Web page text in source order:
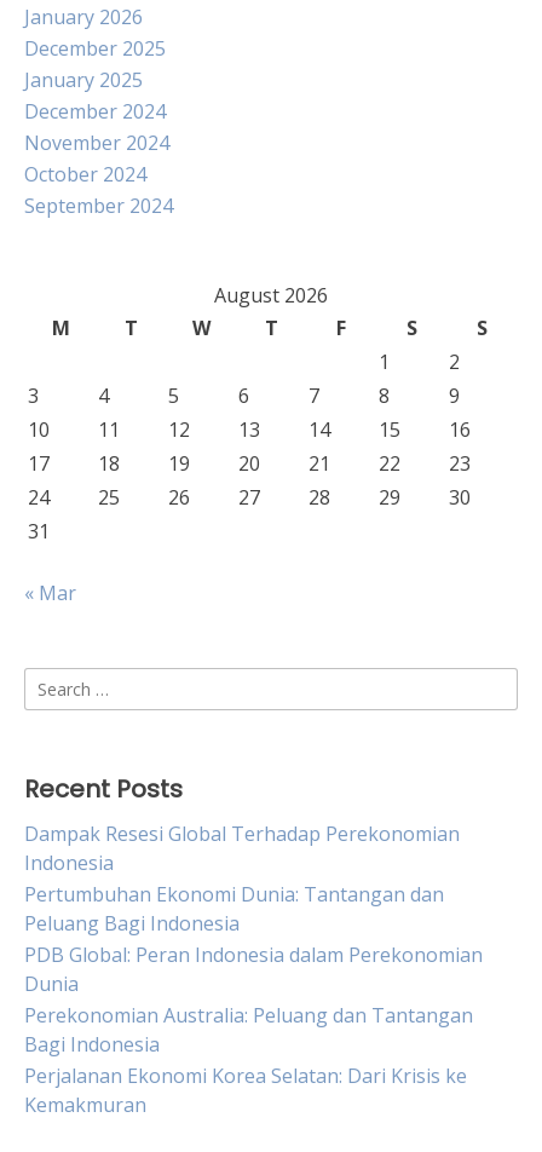
January 2026
December 2025
January 2025
December 2024
November 2024
October 2024
September 2024
August 2026
M
T W T F S
S
1
2
3
4 5 6 7 8
9
10
11 12 13 14 15
16
17
18 19 20 21 22
23
24
25 26 27 28 29
30
31
« Mar
Search
for:
Recent Posts
Dampak Resesi Global Terhadap Perekonomian
Indonesia
Pertumbuhan Ekonomi Dunia: Tantangan dan
Peluang Bagi Indonesia
PDB Global: Peran Indonesia dalam Perekonomian
Dunia
Perekonomian Australia: Peluang dan Tantangan
Bagi Indonesia
Perjalanan Ekonomi Korea Selatan: Dari Krisis ke
Kemakmuran